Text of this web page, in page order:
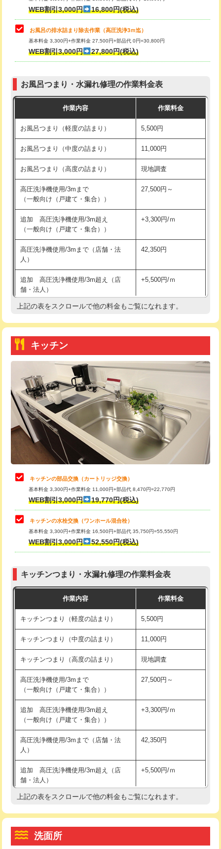
小便器トイレ脱着
その他部品の脱着 8,800円～
交換・取付（タンク）
交換・取付（普通便座） 11,000円+材料費
交換・取付（温水洗浄便座） 16,500円+材料費
交換・取付(単水栓（壁付・デッキ
式）)
13,200円+材料費
交換・取付(混合水栓（壁付・デッキ
式・ワンホール）)
16,500円+材料費
交換・取付(排水栓・排水トラップ
（P/S/ポップアップ））
22,000円+材料費
交換・取付（その他部品） 11,000円+材料費
持込商品取付（単水栓） 13,200円
持込商品取付（混合水栓）
持込商品取付（浄水器・分岐水栓） 16,500円
持込商品取付（温水洗浄便座） 22,000円
持込商品取付（普通便座⇔温水洗浄便
22,000円
給水管工事※（ホール加工)
給水管工事※（バンド止め) 3,300円
給水管工事※（支持金具設置) 5,500円
給水管工事※（保温材使用（バンド止
め込み）)
5,500円
給水管工事※（土の掘削・埋め戻し作
11,000円
給水管工事※（塩ビ管（VP・HI）使
用/3ｍまで)
給水管工事※（塩ビ管（VP・HI）使
用（追加）/3ｍ超え)
給水管工事※（ライニング鋼管・銅
管・ポリ管・HT管使用/3ｍまで)
44,000円
管・ポリ管・HT管使用/3ｍ超え)
排水管工事（土の掘削・埋め戻し作
11,000円~
排水管工事（排水管工事/3ｍまで） 55,000円
排水管工事（追加 排水管工事/3ｍ超
+11,000円
マス交換（深さ50㎝未満）
マス交換（深さ50㎝以上） 66,000円
コンクリート斫り（厚さ10㎝まで）
コンクリート斫り（厚さ10㎝超え）
モルタル補修（厚さ10㎝まで） 27,500円
モルタル補修（厚さ10㎝超え） 38,500円
洗面台設置 38,500円
追加人工
WEB割引3,000円 16,800円(税込)
お風呂の排水詰まり除去作業（高圧洗浄3ｍ迄）
基本料金 3,300円+作業料金 27,500円+部品代 0円=30,800円
WEB割引3,000円 27,800円(税込)
お風呂つまり・水漏れ修理の作業料金表
作業内容 作業料金
お風呂つまり（軽度の詰まり） 5,500円
お風呂つまり（中度の詰まり） 11,000円
お風呂つまり（高度の詰まり） 現地調査
高圧洗浄機使用/3mまで
（一般向け（戸建て・集合））
27,500円～
追加 高圧洗浄機使用/3m超え
（一般向け（戸建て・集合））
+3,300円/ｍ
高圧洗浄機使用/3mまで（店舗・法
人）
42,350円
追加 高圧洗浄機使用/3m超え（店
舗・法人）
+5,500円/ｍ
高度高圧洗浄換 現地調査
トーラー機使用/3mまで
追加トーラー機使用/3m超え +3,300円
カメラ調査 33,000円
桝清掃 8,800円
止水・漏水調査・防水処理・清掃・修
理・調整・分解・加工など（軽作業）
11,000円
止水・漏水調査・防水処理・清掃・修
理・調整・分解・加工など（中作業）
22,000円
止水・漏水調査・防水処理・清掃・修
理・調整・分解・加工など（重作業）
33,000円
お風呂タンク脱着
その他部品の脱着
式・ワンホール）)
交換・取付(排水栓・排水トラップ
22,000円+材料費
持込商品取付（単水栓）
持込商品取付（混合水栓） 16,500円
給水管工事※（ホール加工)
給水管工事※（バンド止め) 3,300円
給水管工事※（支持金具設置) 5,500円
給水管工事※（保温材使用（バンド止
め込み）)
5,500円
給水管工事※（土の掘削・埋め戻し作
11,000円
上記の表をスクロールで他の料金もご覧になれます。
キッチン
キッチンの部品交換（カートリッジ交換）
基本料金 3,300円+作業料金 11,000円+部品代 8,470円=22,770円
WEB割引3,000円 19,770円(税込)
キッチンの水栓交換（ワンホール混合栓）
基本料金 3,300円+作業料金 16,500円+部品代 35,750円=55,550円
WEB割引3,000円 52,550円(税込)
キッチンつまり・水漏れ修理の作業料金表
作業内容 作業料金
キッチンつまり（軽度の詰まり） 5,500円
キッチンつまり（中度の詰まり） 11,000円
キッチンつまり（高度の詰まり） 現地調査
高圧洗浄機使用/3mまで
（一般向け（戸建て・集合））
27,500円～
追加 高圧洗浄機使用/3m超え
（一般向け（戸建て・集合））
+3,300円/ｍ
高圧洗浄機使用/3mまで（店舗・法
人）
42,350円
追加 高圧洗浄機使用/3m超え（店
舗・法人）
+5,500円/ｍ
高度高圧洗浄換 現地調査
トーラー機使用/3mまで
上記の表をスクロールで他の料金もご覧になれます。
洗面所